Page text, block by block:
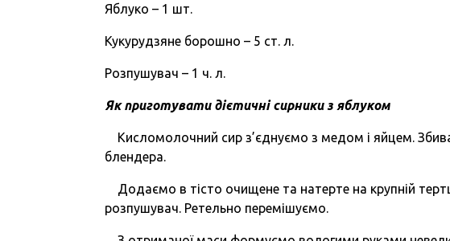
Яблуко – 1 шт.
Кукурудзяне борошно – 5 ст. л.
Розпушувач – 1 ч. л.
Як приготувати дієтичні сирники з яблуком
Кисломолочний сир з’єднуємо з медом і яйцем.
блендера.
Додаємо в тісто очищене та натерте на крупній
розпушувач. Ретельно перемішуємо.